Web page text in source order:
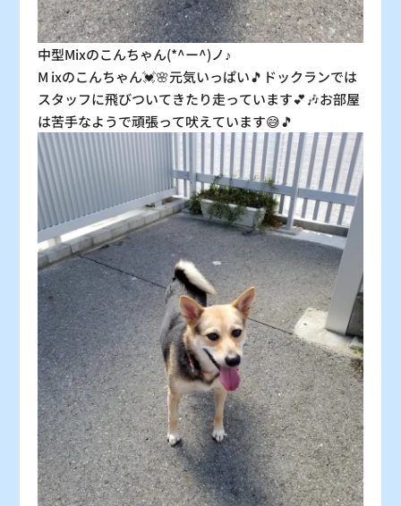
中型Mixのこんちゃん(*^ー^)ノ♪
M ixのこんちゃん💓🌸元気いっぱい🎵ドックランでは
スタッフに飛びついてきたり走っています💕🎶お部屋
は苦手なようで頑張って吠えています😅🎵